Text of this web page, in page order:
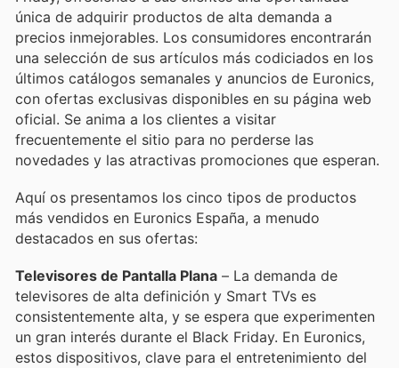
única de adquirir productos de alta demanda a
precios inmejorables. Los consumidores encontrarán
una selección de sus artículos más codiciados en los
últimos catálogos semanales y anuncios de Euronics,
con ofertas exclusivas disponibles en su página web
oficial. Se anima a los clientes a visitar
frecuentemente el sitio para no perderse las
novedades y las atractivas promociones que esperan.
Aquí os presentamos los cinco tipos de productos
más vendidos en Euronics España, a menudo
destacados en sus ofertas:
Televisores de Pantalla Plana – La demanda de
televisores de alta definición y Smart TVs es
consistentemente alta, y se espera que experimenten
un gran interés durante el Black Friday. En Euronics,
estos dispositivos, clave para el entretenimiento del